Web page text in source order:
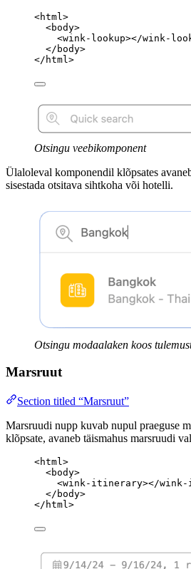
<html >
<body>
<wink-lookup></wink-
</ body>
</ html >
Otsingu veebikomponent
Ülaloleval komponendil klõpsates
sisestada otsitava sihtkoha või hotelli.
Otsingu modaalaken koos
Marsruut
Section titled “Marsruut”
Marsruudi nupp kuvab nupul praeguse
klõpsate, avaneb täismahus marsruudi
<html >
<body>
<wink-itinerary></
</ body>
</ html >